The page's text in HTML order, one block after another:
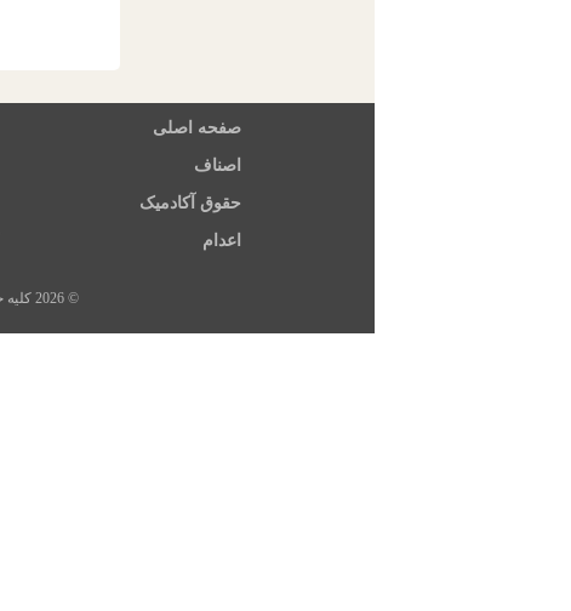
صفحه اصلی
اصناف
حقوق آکادمیک
اعدام
© 2026 کلیه حقوق این سایت متعلق به خبرگزاری هرانا، ارگان خبری مجموعه فعالان حقوق بشر در ایران است